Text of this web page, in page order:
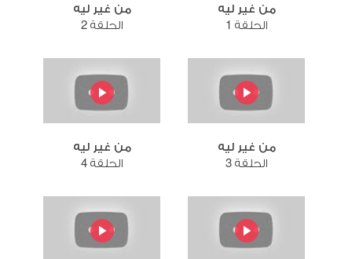
من غير ليه
الحلقة 1
من غير ليه
الحلقة 2
من غير ليه
الحلقة 3
من غير ليه
الحلقة 4